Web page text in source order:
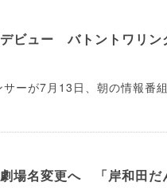
デビュー バトントワリン
ーが7月13日、朝の情報番
場名変更へ 「岸和田だ